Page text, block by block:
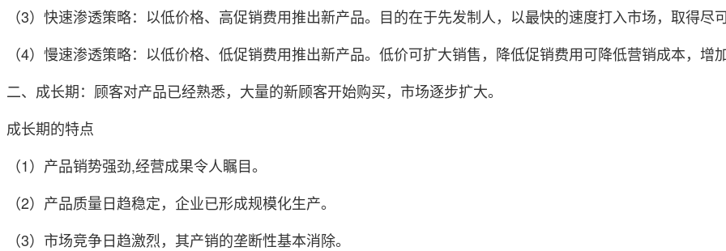
（3）快速渗透策略：以低价格、高促销费用推出新产品。目的在于先发制人，以最快的速度打入市场，取得尽
（4）慢速渗透策略：以低价格、低促销费用推出新产品。低价可扩大销售，降低促销费用可降低营销成本，增
二、成长期：顾客对产品已经熟悉，大量的新顾客开始购买，市场逐步扩大。
成长期的特点
（1）产品销势强劲,经营成果令人瞩目。
（2）产品质量日趋稳定，企业已形成规模化生产。
（3）市场竞争日趋激烈，其产销的垄断性基本消除。